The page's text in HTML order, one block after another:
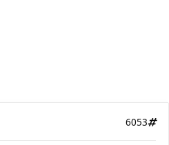
6053